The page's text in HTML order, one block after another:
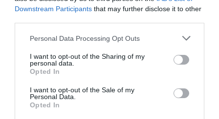
Downstream Participants that may further disclose it to other
Please note that this website/app uses one or more Google
not limited to your visit or usage behaviour. You may click to
grant or deny consent to Google and its third-party tags to
use your data for below specified purposes in below Google
consent section.
Personal Data Processing Opt Outs
I want to opt-out of the Sharing of my
personal data.
Opted In
I want to opt-out of the Sale of my
Personal Data.
Opted In